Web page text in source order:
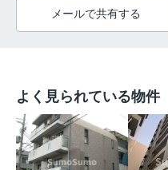
メールで共有する
よく見られている物件